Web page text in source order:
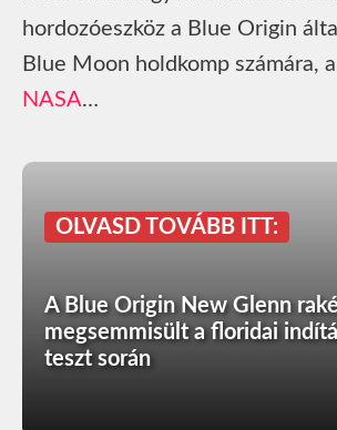
hordozóeszköz a Blue Origin
Blue Moon holdkomp számára,
NASA…
OLVASD TOVÁBB ITT:
A Blue Origin New Glenn
megsemmisült a floridai
teszt során